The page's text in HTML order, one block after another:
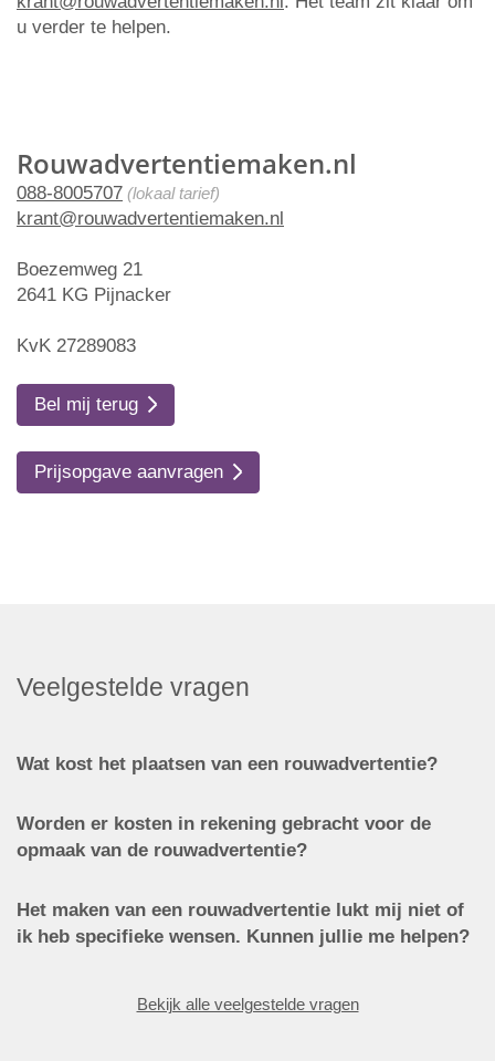
Rouwadvertentiemaken.nl
088-8005707 (lokaal tarief)
krant@rouwadvertentiemaken.nl
Boezemweg 21
2641 KG Pijnacker
KvK 27289083
Bel mij terug
Prijsopgave aanvragen
u verder te helpen.
Veelgestelde vragen
Wat kost het plaatsen van een rouwadvertentie?
Worden er kosten in rekening gebracht voor de
opmaak van de rouwadvertentie?
Het maken van een rouwadvertentie lukt mij niet of
ik heb specifieke wensen. Kunnen jullie me helpen?
Bekijk alle veelgestelde vragen